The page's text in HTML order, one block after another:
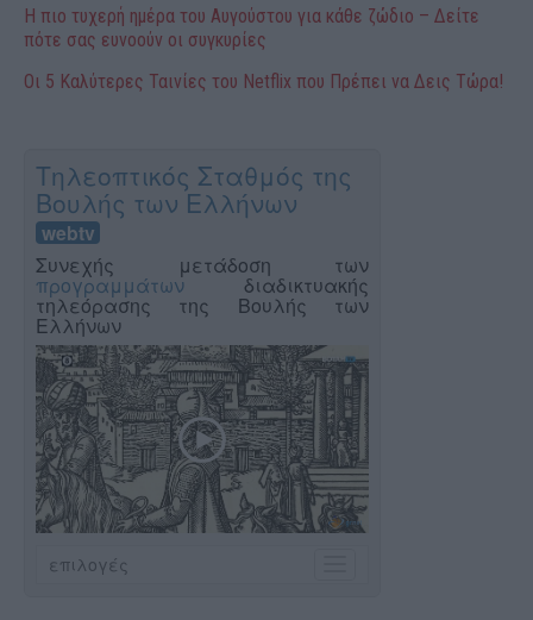
Η πιο τυχερή ημέρα του Αυγούστου για κάθε ζώδιο – Δείτε
πότε σας ευνοούν οι συγκυρίες
Οι 5 Καλύτερες Ταινίες του Netflix που Πρέπει να Δεις Τώρα!